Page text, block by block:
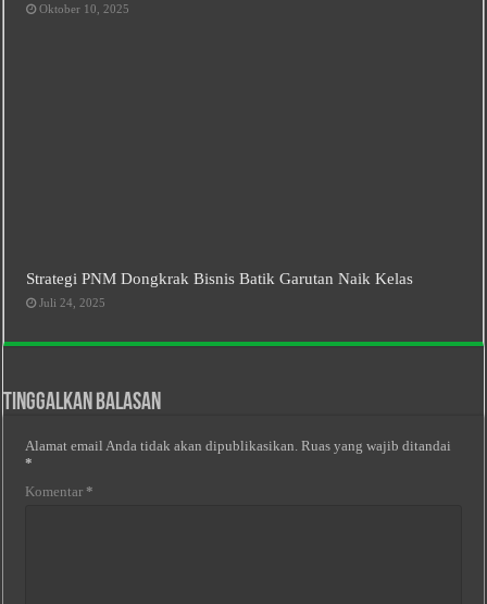
Oktober 10, 2025
Strategi PNM Dongkrak Bisnis Batik Garutan Naik Kelas
Juli 24, 2025
Tinggalkan Balasan
Alamat email Anda tidak akan dipublikasikan. Ruas yang wajib ditandai
*
Komentar *